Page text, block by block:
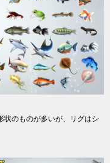
状のものが多いが、リグはシ